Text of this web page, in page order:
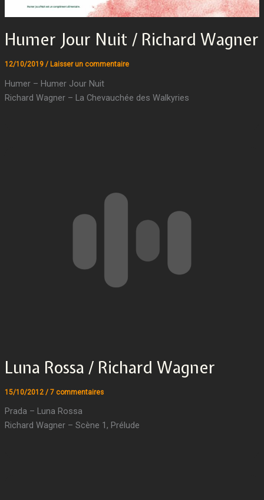
Humer Jour Nuit / Richard Wagner
12/10/2019 / Laisser un commentaire
Humer – Humer Jour Nuit
Richard Wagner – La Chevauchée des Walkyries
Luna Rossa / Richard Wagner
15/10/2012 / 7 commentaires
Prada – Luna Rossa
Richard Wagner – Scène 1, Prélude